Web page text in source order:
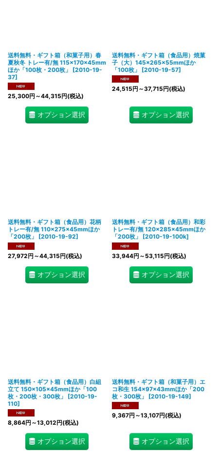
送料無料・ギフト箱（和菓子用）春
夏秋冬 トレー有/無 115×170×45mm
ほか「100枚・200枚」
[2010-19-
37]
25,300円 ～44,315円(税込)
オプション選択
送料無料・ギフト箱（食品用）焼菓
子（大）145×265×55mmほか
「100枚」
[2010-19-57]
24,515円 ～37,715円(税込)
オプション選択
送料無料・ギフト箱（食品用）花柄
トレー有/無 110×275×45mmほか
「200枚」
[2010-19-92]
27,972円 ～44,315円(税込)
オプション選択
送料無料・ギフト箱（食品用）和彩
トレー有/無 120×285×45mmほか
「200枚」
[2010-19-100k]
33,944円 ～53,115円(税込)
オプション選択
送料無料・ギフト箱（食品用）白組
立て 150×105×45mmほか「100
枚・200枚・300枚」
[2010-19-
110]
8,864円 ～13,012円(税込)
オプション選択
送料無料・ギフト箱（和菓子用）エ
コ和生 154×97×43mmほか「200
枚・300枚」
[2010-19-149]
9,367円 ～13,107円(税込)
オプション選択